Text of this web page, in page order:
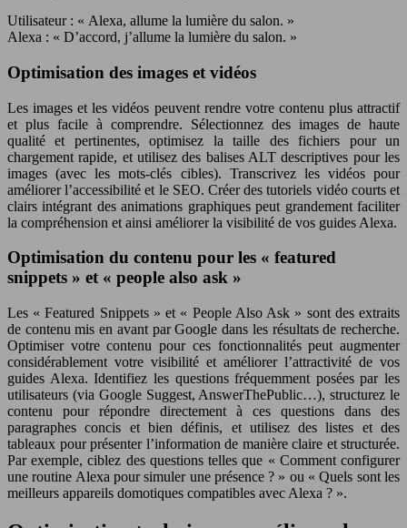
Utilisateur : « Alexa, allume la lumière du salon. »
Alexa : « D’accord, j’allume la lumière du salon. »
Optimisation des images et vidéos
Les images et les vidéos peuvent rendre votre contenu plus attractif
et plus facile à comprendre. Sélectionnez des images de haute
qualité et pertinentes, optimisez la taille des fichiers pour un
chargement rapide, et utilisez des balises ALT descriptives pour les
images (avec les mots-clés cibles). Transcrivez les vidéos pour
améliorer l’accessibilité et le SEO. Créer des tutoriels vidéo courts et
clairs intégrant des animations graphiques peut grandement faciliter
la compréhension et ainsi améliorer la visibilité de vos guides Alexa.
Optimisation du contenu pour les « featured
snippets » et « people also ask »
Les « Featured Snippets » et « People Also Ask » sont des extraits
de contenu mis en avant par Google dans les résultats de recherche.
Optimiser votre contenu pour ces fonctionnalités peut augmenter
considérablement votre visibilité et améliorer l’attractivité de vos
guides Alexa. Identifiez les questions fréquemment posées par les
utilisateurs (via Google Suggest, AnswerThePublic…), structurez le
contenu pour répondre directement à ces questions dans des
paragraphes concis et bien définis, et utilisez des listes et des
tableaux pour présenter l’information de manière claire et structurée.
Par exemple, ciblez des questions telles que « Comment configurer
une routine Alexa pour simuler une présence ? » ou « Quels sont les
meilleurs appareils domotiques compatibles avec Alexa ? ».